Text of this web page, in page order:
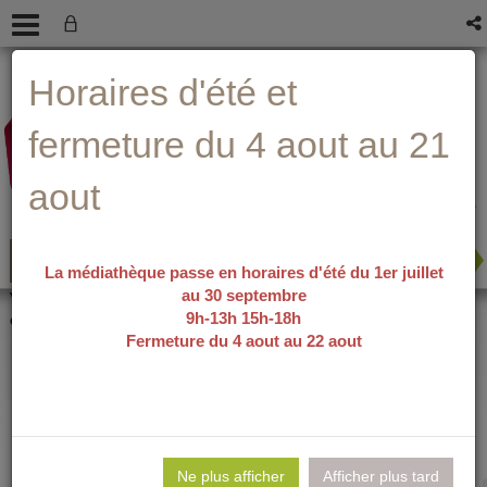
menu
contenu
recherche
Vous êtes ici :
Détail du
document
Pereira prétend /
Horaires d'été et
fermeture du 4 aout au 21
aout
La médiathèque passe en horaires d'été du 1er juillet
au 30 septembre
9h-13h 15h-18h
Fermeture du 4 aout au 22 aout
Ne plus afficher Afficher plus tard